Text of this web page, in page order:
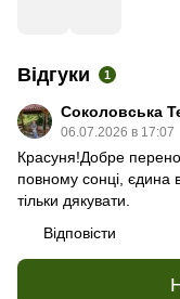
Відгуки 1
Соколовська
06.07.2026 в 17:07
Красуня!Добре
повному сонці, єдина
тільки дякувати.
Відповісти